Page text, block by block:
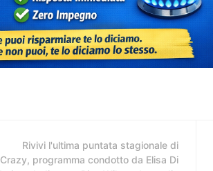
Rivivi l'ultima puntata stagionale di
programma condotto da Elisa Di